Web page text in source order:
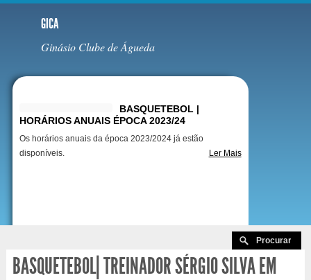
GICA
Ginásio Clube de Águeda
BASQUETEBOL |
HORÁRIOS ANUAIS ÉPOCA 2023/24
Os horários anuais da época 2023/2024 já estão
disponíveis.
Ler Mais
BASQUETEBOL| TREINADOR SÉRGIO SILVA EM